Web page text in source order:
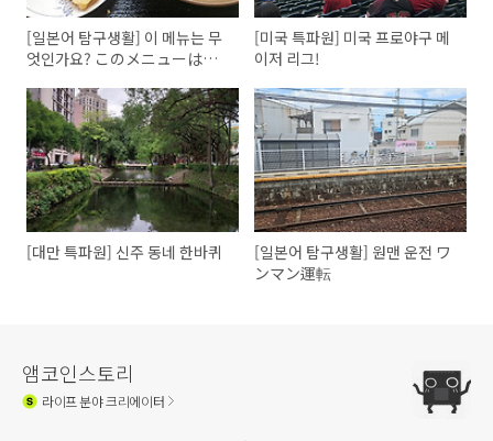
[일본어 탐구생활] 이 메뉴는 무
엇인가요? このメニューは何
[미국 특파원] 미국 프로야구 메
이저 리그!
[대만 특파원] 신주 동네 한바퀴
[일본어 탐구생활] 원맨 운전 ワ
ンマン運転
앰코인스토리
라이프분야 크리에이터